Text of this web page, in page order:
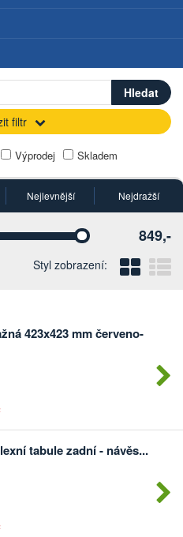
filtr
Výprodej Skladem
Nejlevnější Nejdražší
Vyberte 849,-
Styl zobrazení:
423x423 mm červeno-
tabule zadní - návěs...